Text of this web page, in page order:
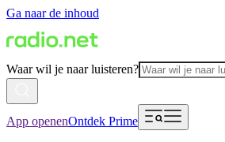
Ga naar de inhoud
Waar wil je naar luisteren?
App openenOntdek Prime